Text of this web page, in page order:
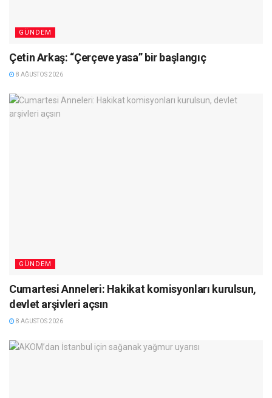
GÜNDEM
Çetin Arkaş: “Çerçeve yasa” bir başlangıç
8 AĞUSTOS 2026
GÜNDEM
Cumartesi Anneleri: Hakikat komisyonları kurulsun,
devlet arşivleri açsın
8 AĞUSTOS 2026